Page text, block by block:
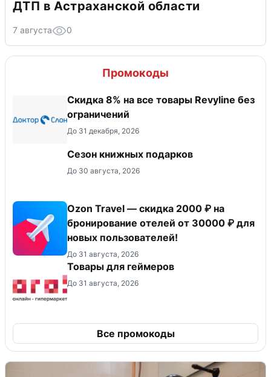
ДТП в Астраханской области
7 августа 0
Промокоды
​Скидка 8% на все товары Revyline без
ограничений
До 31 декабря, 2026
Сезон книжных подарков
До 30 августа, 2026
Ozon Travel — скидка 2000 ₽ на
бронирование отелей от 30000 ₽ для
новых пользователей!
До 31 августа, 2026
Товары для геймеров
До 31 августа, 2026
Все промокоды